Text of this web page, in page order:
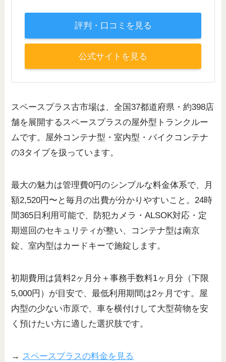
評判・口コミを見る
公式サイトを見る
スペースプラス古市場は、全国37都道府県・約398店
舗を展開するスペースプラスの屋外型トランクルー
ムです。屋外コンテナ型・室内型・バイクコンテナ
の3タイプを扱っています。
最大の魅力は管理費0円のシンプルな料金体系で、月
額2,520円〜と毎月の出費が分かりやすいこと。24時
間365日利用可能で、防犯カメラ・ALSOK対応・定
期巡回のセキュリティが整い、コンテナ型は南京
錠、室内型はカードキーで施錠します。
初期費用は賃料2ヶ月分＋事務手数料1ヶ月分（下限
5,000円）が目安で、最低利用期間は2ヶ月です。屋
内型の少ない市原で、車を横付けして大型荷物を安
く預けたい方に適した選択肢です。
→ スペースプラスの料金を見る